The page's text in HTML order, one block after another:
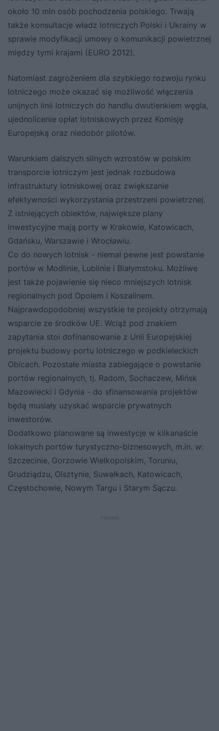
około 10 mln osób pochodzenia polskiego. Trwają
także konsultacje władz lotniczych Polski i Ukrainy w
sprawie modyfikacji umowy o komunikacji powietrznej
między tymi krajami (EURO 2012).
Natomiast zagrożeniem dla szybkiego rozwoju rynku
lotniczego może okazać się możliwość włączenia
unijnych linii lotniczych do handlu dwutlenkiem węgla,
ujednolicenie opłat lotniskowych przez Komisję
Europejską oraz niedobór pilotów.
Warunkiem dalszych silnych wzrostów w polskim
transporcie lotniczym jest jednak rozbudowa
infrastruktury lotniskowej oraz zwiększanie
efektywności wykorzystania przestrzeni powietrznej.
Z istniejących obiektów, największe plany
inwestycyjne mają porty w Krakowie, Katowicach,
Gdańsku, Warszawie i Wrocławiu.
Co do nowych lotnisk - niemal pewne jest powstanie
portów w Modlinie, Lublinie i Białymstoku. Możliwe
jest także pojawienie się nieco mniejszych lotnisk
regionalnych pod Opolem i Koszalinem.
Najprawdopodobniej wszystkie te projekty otrzymają
wsparcie ze środków UE. Wciąż pod znakiem
zapytania stoi dofinansowanie z Unii Europejskiej
projektu budowy portu lotniczego w podkieleckich
Obicach. Pozostałe miasta zabiegające o powstanie
portów regionalnych, tj. Radom, Sochaczew, Mińsk
Mazowiecki i Gdynia - do sfinansowania projektów
będą musiały uzyskać wsparcie prywatnych
inwestorów.
Dodatkowo planowane są inwestycje w kilkanaście
lokalnych portów turystyczno-biznesowych, m.in. w:
Szczecinie, Gorzowie Wielkopolskim, Toruniu,
Grudziądzu, Olsztynie, Suwałkach, Katowicach,
Częstochowie, Nowym Targu i Starym Sączu.